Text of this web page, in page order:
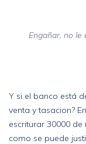
Engañar, no le
Y si el banco está
venta y tasacion?
escriturar 30000
como se puede